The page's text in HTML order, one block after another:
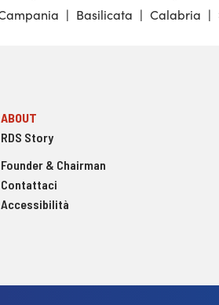
| Basilicata | Calabria |
ABOUT
RDS Story
Founder & Chairman
Contattaci
Accessibilità